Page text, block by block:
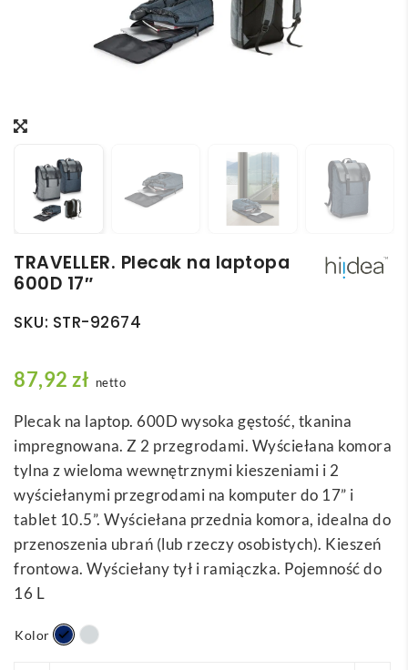
TRAVELLER. Plecak na laptopa
600D 17″
SKU: STR-92674
87,92 zł netto
Plecak na laptop. 600D wysoka gęstość, tkanina
impregnowana. Z 2 przegrodami. Wyściełana komora
tylna z wieloma wewnętrznymi kieszeniami i 2
wyściełanymi przegrodami na komputer do 17” i
tablet 10.5”. Wyściełana przednia komora, idealna do
przenoszenia ubrań (lub rzeczy osobistych). Kieszeń
frontowa. Wyściełany tył i ramiączka. Pojemność do
16 L
Kolor